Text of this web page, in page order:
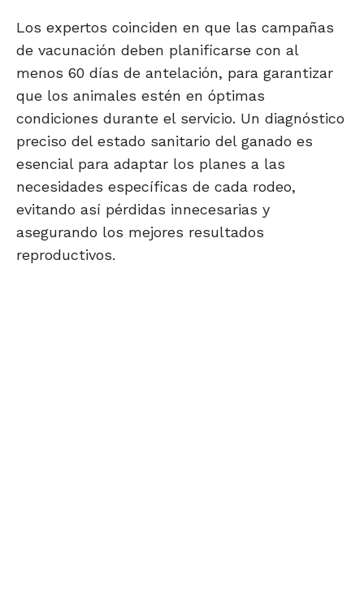
Los expertos coinciden en que las campañas
de vacunación deben planificarse con al
menos 60 días de antelación, para garantizar
que los animales estén en óptimas
condiciones durante el servicio. Un diagnóstico
preciso del estado sanitario del ganado es
esencial para adaptar los planes a las
necesidades específicas de cada rodeo,
evitando así pérdidas innecesarias y
asegurando los mejores resultados
reproductivos.